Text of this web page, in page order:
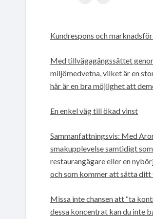
Kundrespons och
Med tillvägagångssättet
miljömedvetna, vilket är en
här är en bra möjlighet att
En enkel väg till ökad vinst
Sammanfattningsvis: Med
smakupplevelse samtidigt
restaurangägare eller en
och som kommer att sätta
Missa inte chansen att “ta
dessa koncentrat kan du inte